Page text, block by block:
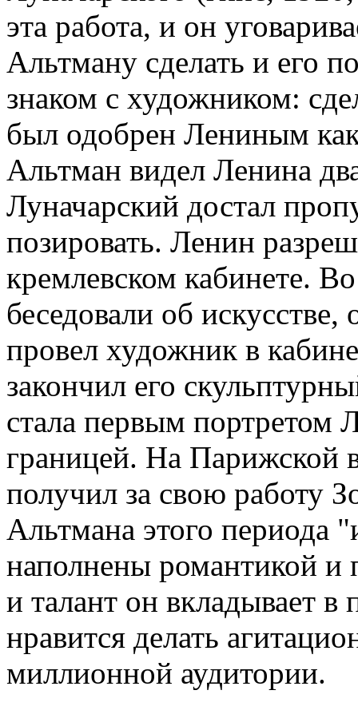
эта работа, и он
Альтману сделать и его
знаком с художником:
был одобрен Лениным
Альтман видел Ленина
Луначарский достал
позировать. Ленин
кремлевском кабинете.
беседовали об
провел художник в
закончил его
стала первым портретом
границей. На Парижской
получил за свою работу
Альтмана этого периода
наполнены романтикой
и талант он вкладывает в
нравится делать
миллионной аудитории.